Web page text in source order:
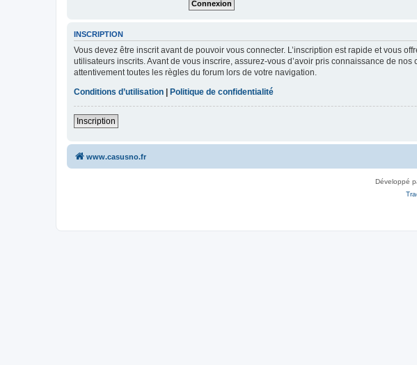
INSCRIPTION
Vous devez être inscrit avant de pouvoir vous connecter. L’inscription est rapide et vous
utilisateurs inscrits. Avant de vous inscrire, assurez-vous d’avoir pris connaissance de
attentivement toutes les règles du forum lors de votre navigation.
Conditions d’utilisation
Politique de confidentialité
Inscription
www.casusno.fr
Développé